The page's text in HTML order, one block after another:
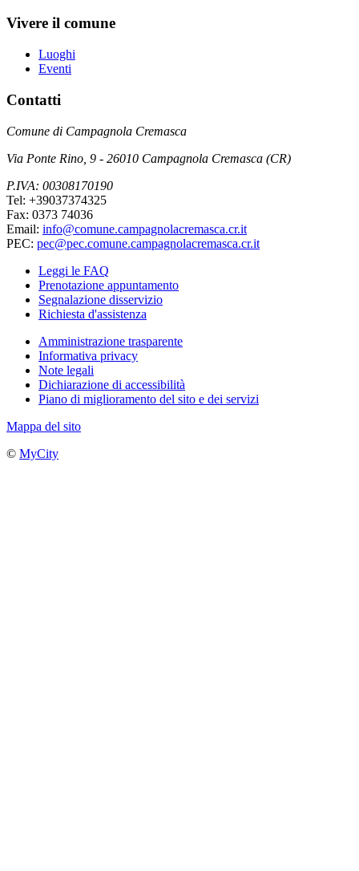
Vivere il comune
Luoghi
Eventi
Contatti
Comune di Campagnola Cremasca
Via Ponte Rino, 9 - 26010 Campagnola Cremasca (CR)
P.IVA: 00308170190
Tel: +39037374325
Fax: 0373 74036
Email: info@comune.campagnolacremasca.cr.it
PEC: pec@pec.comune.campagnolacremasca.cr.it
Leggi le FAQ
Prenotazione appuntamento
Segnalazione disservizio
Richiesta d'assistenza
Amministrazione trasparente
Informativa privacy
Note legali
Dichiarazione di accessibilità
Piano di miglioramento del sito e dei servizi
Mappa del sito
© MyCity